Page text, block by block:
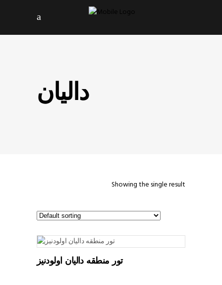
دالیان
Showing the single result
تور منطقه دالیان اولودنیز